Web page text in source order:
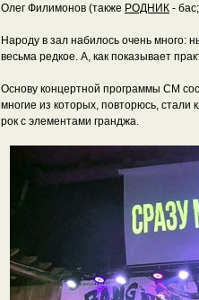
Олег Филимонов (также РОДНИК -
Народу в зал набилось очень много:
весьма редкое. А, как показывает
Основу концертной программы СМ
многие из которых, повторюсь, стали
рок с элементами гранджа.